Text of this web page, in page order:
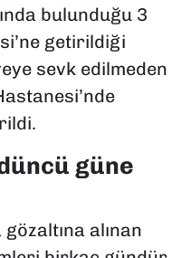
bulunduğu 3
getirildiği
sevk edilmeden
güne
alınan